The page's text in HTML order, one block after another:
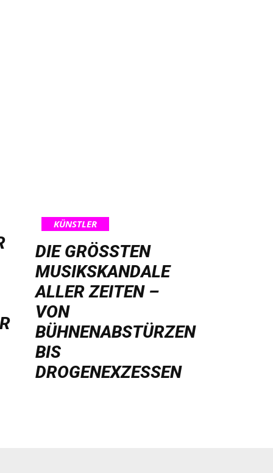
KÜNSTLER
DIE GRÖSSTEN M
USIKSKANDALE A
LLER ZEITEN – V
ON B
ÜHNENABSTÜRZEN B
IS D
ROGENEXZESSEN